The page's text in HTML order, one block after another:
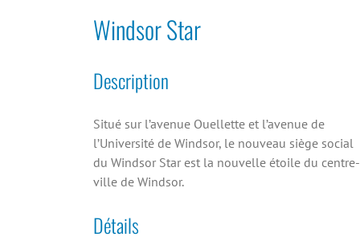
Windsor Star
Description
Situé sur l’avenue Ouellette et l’avenue de
l’Université de Windsor, le nouveau siège social
du Windsor Star est la nouvelle étoile du centre-
ville de Windsor.
Détails